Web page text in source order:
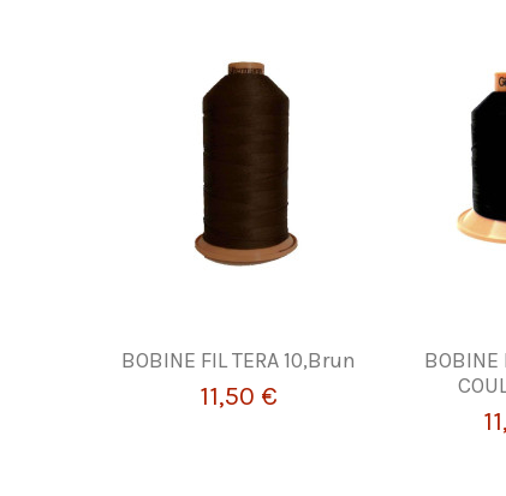
BOBINE FIL TERA 10,Brun
11,50 €
BOBINE